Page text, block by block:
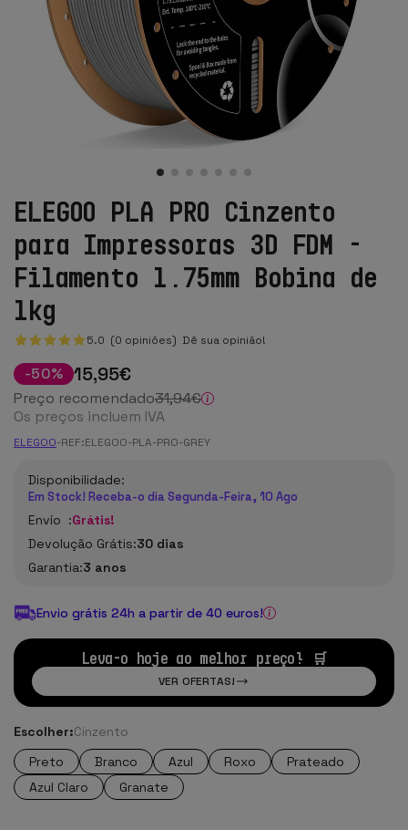
ELEGOO PLA PRO Cinzento
para Impressoras 3D FDM -
Filamento 1.75mm Bobina de
1kg
5.0 (0 opiniões) Dê sua opinião!
-50% 15,95€
Preço recomendado31,94€
Os preços incluem IVA
ELEGOO-REF:ELEGOO-PLA-PRO-GREY
Disponibilidade:
Em Stock! Receba-o dia Segunda-Feira, 10 Ago
Envío :Grátis!
Devolução Grátis:30 dias
Garantia:3 anos
Envio grátis 24h a partir de 40 euros!
Leva-o hoje ao melhor preço! 🛒
VER OFERTAS!
Escolher:Cinzento
Preto
Branco Azul Roxo
Prateado
Azul Claro
Granate